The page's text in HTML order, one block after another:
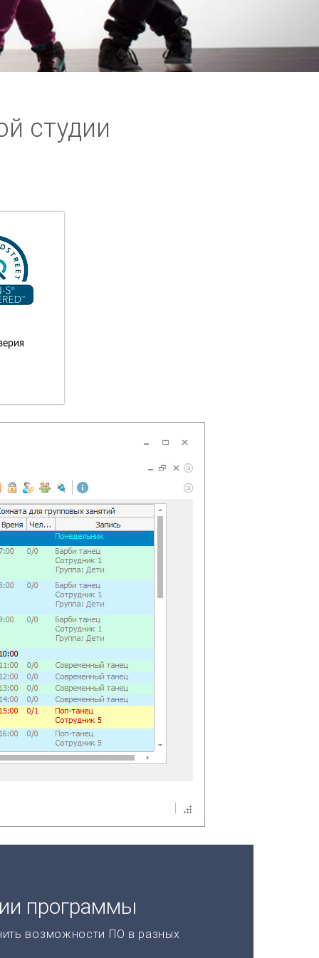
студии
программы
возможности ПО в разных